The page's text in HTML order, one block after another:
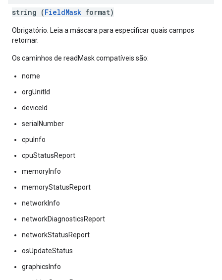
string (FieldMask format)
Obrigatório. Leia a máscara para especificar quais campos
retornar.
Os caminhos de readMask compatíveis são:
nome
orgUnitId
deviceId
serialNumber
cpuInfo
cpuStatusReport
memoryInfo
memoryStatusReport
networkInfo
networkDiagnosticsReport
networkStatusReport
osUpdateStatus
graphicsInfo